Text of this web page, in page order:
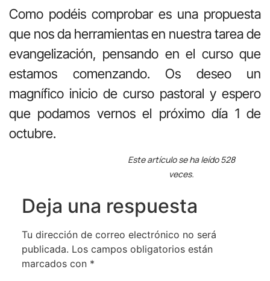
Como podéis comprobar es una propuesta
que nos da herramientas en nuestra tarea de
evangelización, pensando en el curso que
estamos comenzando. Os deseo un
magnífico inicio de curso pastoral y espero
que podamos vernos el próximo día 1 de
octubre.
Este artículo se ha leído 528
veces.
Deja una respuesta
Tu dirección de correo electrónico no será
publicada. Los campos obligatorios están
marcados con *